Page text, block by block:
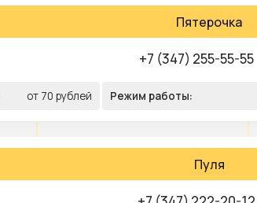
Пятерочка
+7 (347) 255-55-55
от 70 рублей Режим работы:
Пуля